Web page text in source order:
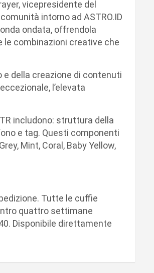
vicepresidente del
intorno ad ASTRO.ID
ondata, offrendola
le combinazioni creative che
della creazione di contenuti
l’elevata
includono: struttura della
e tag. Questi componenti
Mint, Coral, Baby Yellow,
Tutte le cuffie
quattro settimane
Disponibile direttamente